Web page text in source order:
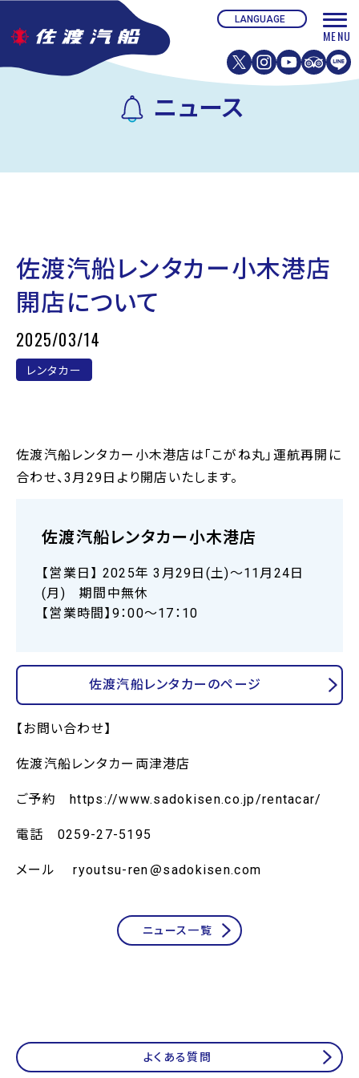
ニュース
佐渡汽船レンタカー小木港店
開店について
2025/03/14
レンタカー
佐渡汽船レンタカー小木港店は「こがね丸」運航再開に
合わせ、3月29日より開店いたします。
佐渡汽船レンタカー小木港店
【営業日】 2025年 3月29日(土)～11月24日
(月) 期間中無休
【営業時間】9：00～17：10
佐渡汽船レンタカーのページ
【お問い合わせ】
佐渡汽船レンタカー両津港店
ご予約 https://www.sadokisen.co.jp/rentacar/
電話 0259-27-5195
メール ryoutsu-ren sadokisen.com
ニュース一覧
よくある質問